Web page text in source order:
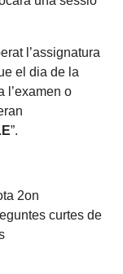
l’assignatura
el dia de la
l’examen o
”.
2on
curtes de